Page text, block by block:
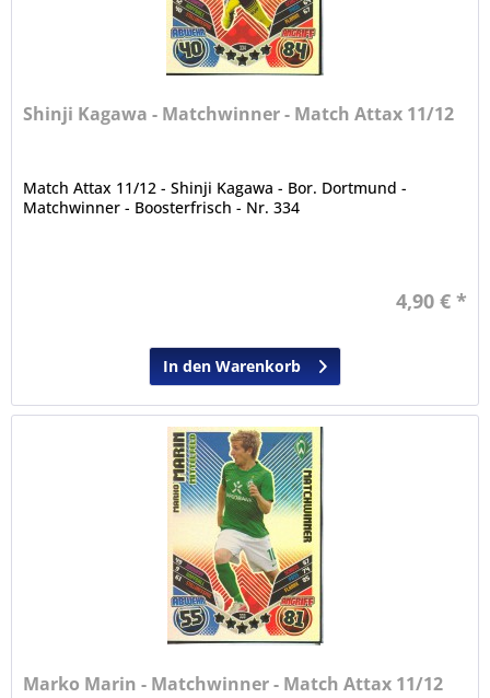
Shinji Kagawa - Matchwinner - Match Attax 11/12
Match Attax 11/12 - Shinji Kagawa - Bor. Dortmund -
Matchwinner - Boosterfrisch - Nr. 334
4,90 € *
In den Warenkorb
Marko Marin - Matchwinner - Match Attax 11/12